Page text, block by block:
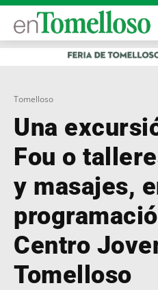
Tomelloso
Una
Fou o
y masajes,
Centro
Tomelloso